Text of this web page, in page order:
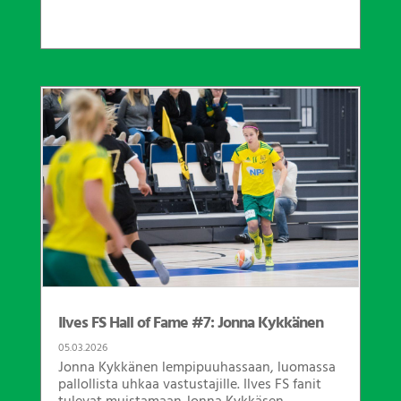
Ilves FS Hall of Fame #7: Jonna Kykkänen
05.03.2026
Jonna Kykkänen lempipuuhassaan, luomassa
pallollista uhkaa vastustajille. Ilves FS fanit